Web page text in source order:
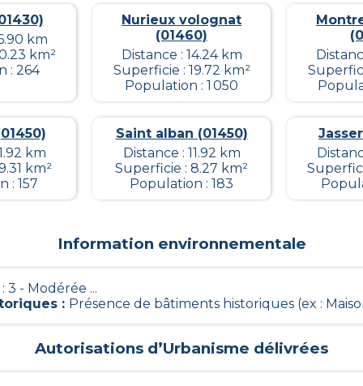
km
km²
: 264
Nurieux volognat
(01460)
Distance : 14.24 km
Superficie : 19.72 km²
Population : 1 050
km
km²
: 157
Saint alban (01450)
Distance : 11.92 km
Superficie : 8.27 km²
Population : 183
Information environnementale
3 - Modérée ...
: Présence de bâtiments historiques (ex :
Autorisations d’Urbanisme délivrées